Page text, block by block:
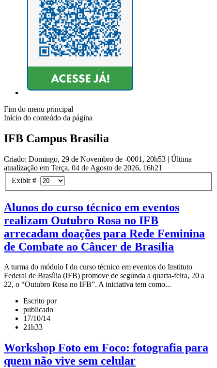
Fim do menu principal
Início do conteúdo da página
IFB Campus Brasília
Criado: Domingo, 29 de Novembro de -0001, 20h53 | Última
atualização em Terça, 04 de Agosto de 2026, 16h21
Exibir #
Alunos do curso técnico em eventos
realizam Outubro Rosa no IFB
arrecadam doações para Rede Feminina
de Combate ao Câncer de Brasília
A turma do módulo I do curso técnico em eventos do Instituto
Federal de Brasília (IFB) promove de segunda a quarta-feira, 20 a
22, o “Outubro Rosa no IFB”. A iniciativa tem como...
Escrito por
publicado
17/10/14
21h33
Workshop Foto em Foco: fotografia para
quem não vive sem celular